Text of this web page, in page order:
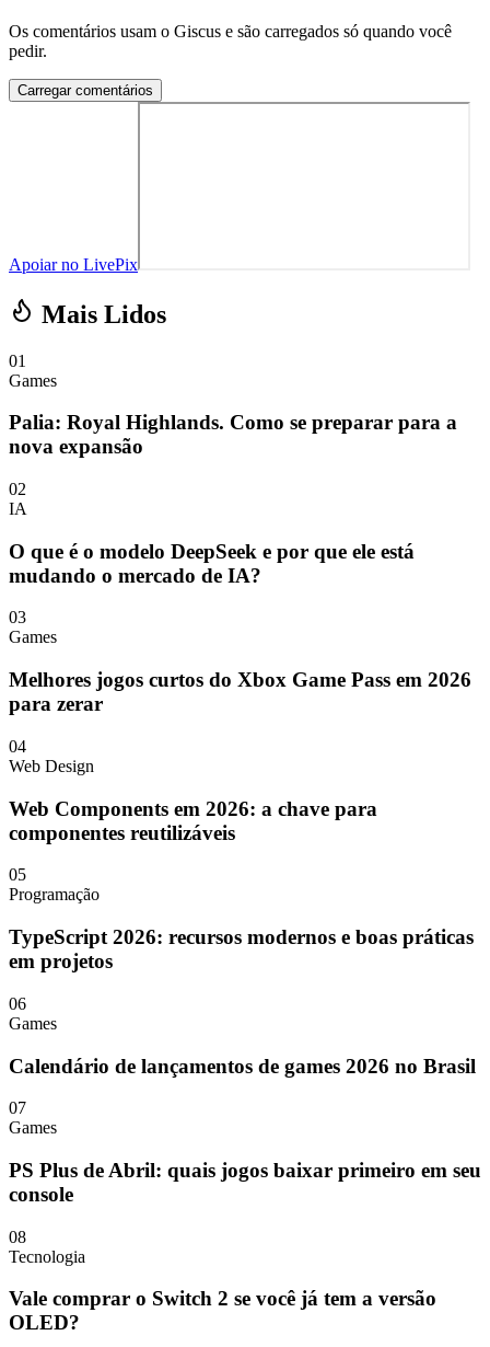
Os comentários usam o Giscus e são carregados só quando você
pedir.
Carregar comentários
Apoiar no LivePix
Mais Lidos
01
Games
Palia: Royal Highlands. Como se preparar para a
nova expansão
02
IA
O que é o modelo DeepSeek e por que ele está
mudando o mercado de IA?
03
Games
Melhores jogos curtos do Xbox Game Pass em 2026
para zerar
04
Web Design
Web Components em 2026: a chave para
componentes reutilizáveis
05
Programação
TypeScript 2026: recursos modernos e boas práticas
em projetos
06
Games
Calendário de lançamentos de games 2026 no Brasil
07
Games
PS Plus de Abril: quais jogos baixar primeiro em seu
console
08
Tecnologia
Vale comprar o Switch 2 se você já tem a versão
OLED?